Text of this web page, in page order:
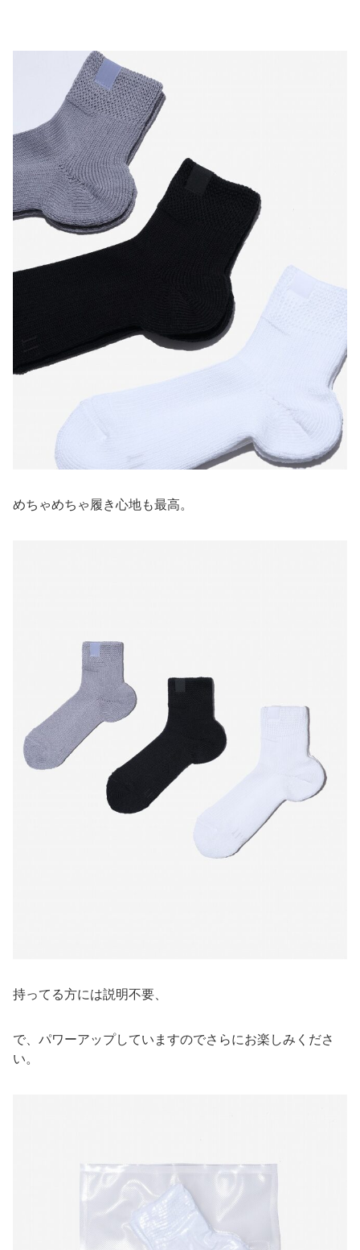
めちゃめちゃ履き心地も最高。
持ってる方には説明不要、
で、パワーアップしていますのでさらにお楽しみくださ
い。